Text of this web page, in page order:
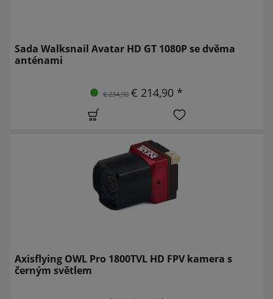
Sada Walksnail Avatar HD GT 1080P se dvěma
anténami
€ 234,90 € 214,90 *
Axisflying OWL Pro 1800TVL HD FPV kamera s
černým světlem